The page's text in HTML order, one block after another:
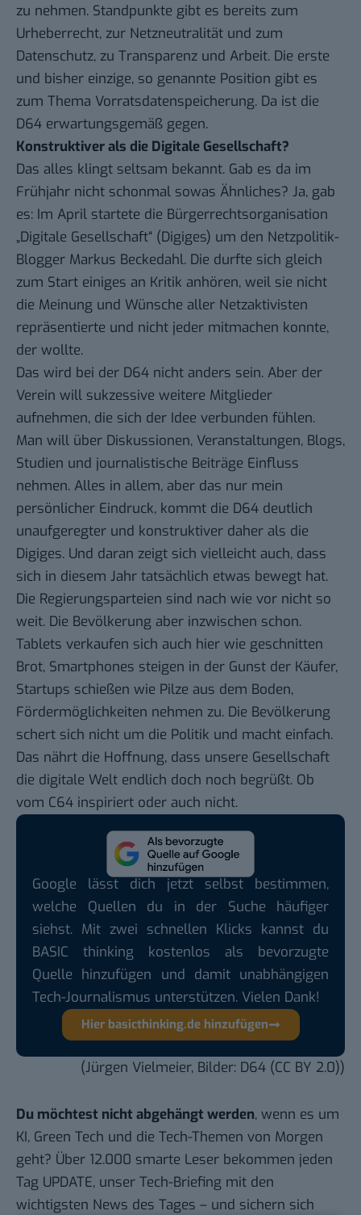
zu nehmen. Standpunkte gibt es bereits zum
Urheberrecht, zur Netzneutralität und zum
Datenschutz, zu Transparenz und Arbeit. Die erste
und bisher einzige, so genannte Position gibt es
zum Thema Vorratsdatenspeicherung. Da ist die
D64 erwartungsgemäß gegen.
Konstruktiver als die Digitale Gesellschaft?
Das alles klingt seltsam bekannt. Gab es da im
Frühjahr nicht schonmal sowas Ähnliches? Ja, gab
es: Im April startete die Bürgerrechtsorganisation
„Digitale Gesellschaft“ (Digiges) um den Netzpolitik-
Blogger Markus Beckedahl. Die durfte sich gleich
zum Start einiges an Kritik anhören, weil sie nicht
die Meinung und Wünsche aller Netzaktivisten
repräsentierte und nicht jeder mitmachen konnte,
der wollte.
Das wird bei der D64 nicht anders sein. Aber der
Verein will sukzessive weitere Mitglieder
aufnehmen, die sich der Idee verbunden fühlen.
Man will über Diskussionen, Veranstaltungen, Blogs,
Studien und journalistische Beiträge Einfluss
nehmen. Alles in allem, aber das nur mein
persönlicher Eindruck, kommt die D64 deutlich
unaufgeregter und konstruktiver daher als die
Digiges. Und daran zeigt sich vielleicht auch, dass
sich in diesem Jahr tatsächlich etwas bewegt hat.
Die Regierungsparteien sind nach wie vor nicht so
weit. Die Bevölkerung aber inzwischen schon.
Tablets verkaufen sich auch hier wie geschnitten
Brot, Smartphones steigen in der Gunst der Käufer,
Startups schießen wie Pilze aus dem Boden,
Fördermöglichkeiten nehmen zu. Die Bevölkerung
schert sich nicht um die Politik und macht einfach.
Das nährt die Hoffnung, dass unsere Gesellschaft
die digitale Welt endlich doch noch begrüßt. Ob
vom C64 inspiriert oder auch nicht.
Google lässt dich jetzt selbst bestimmen,
welche Quellen du in der Suche häufiger
siehst. Mit zwei schnellen Klicks kannst du
BASIC thinking kostenlos als bevorzugte
Quelle hinzufügen und damit unabhängigen
Tech-Journalismus unterstützen. Vielen Dank!
Hier basicthinking.de hinzufügen
(Jürgen Vielmeier, Bilder: D64 (CC BY 2.0))
Du möchtest nicht abgehängt werden, wenn es um
KI, Green Tech und die Tech-Themen von Morgen
geht? Über 12.000 smarte Leser bekommen jeden
Tag UPDATE, unser Tech-Briefing mit den
wichtigsten News des Tages – und sichern sich